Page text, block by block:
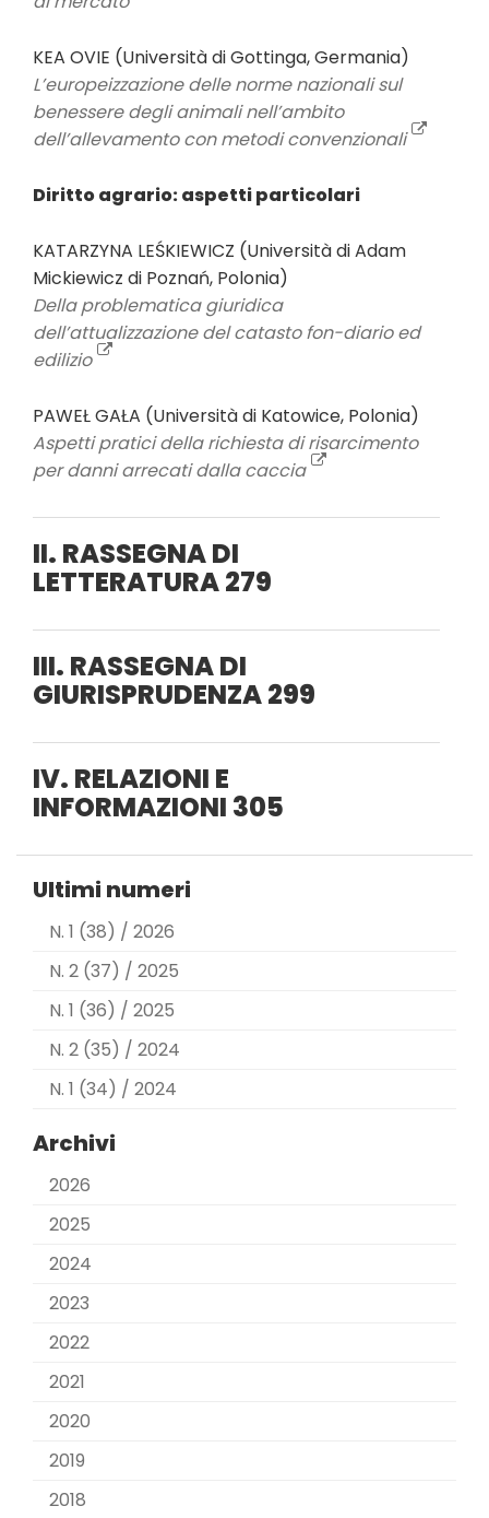
KEA OVIE (Università di Gottinga, Germania)
L’europeizzazione delle norme nazionali sul
benessere degli animali nell’ambito
dell’allevamento con metodi convenzionali
Diritto agrario: aspetti particolari
KATARZYNA LEŚKIEWICZ (Università di Adam
Mickiewicz di Poznań, Polonia)
Della problematica giuridica
dell’attualizzazione del catasto fon-diario ed
edilizio
PAWEŁ GAŁA (Università di Katowice, Polonia)
Aspetti pratici della richiesta di risarcimento
per danni arrecati dalla caccia
II. RASSEGNA DI
LETTERATURA279
III. RASSEGNA DI
GIURISPRUDENZA299
IV. RELAZIONI E
INFORMAZIONI 305
Ultimi numeri
N. 1 (38) / 2026
N. 2 (37) / 2025
N. 1 (36) / 2025
N. 2 (35) / 2024
N. 1 (34) / 2024
Archivi
2026
2025
2024
2023
2022
2021
2020
2019
2018